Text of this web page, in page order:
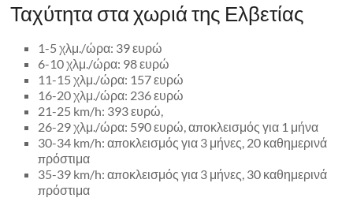
Ταχύτητα στα χωριά της Ελβετίας
1-5 χλμ./ώρα: 39 ευρώ
6-10 χλμ./ώρα: 98 ευρώ
11-15 χλμ./ώρα: 157 ευρώ
16-20 χλμ./ώρα: 236 ευρώ
21-25 km/h: 393 ευρώ,
26-29 χλμ./ώρα: 590 ευρώ, αποκλεισμός για 1 μήνα
30-34 km/h: αποκλεισμός για 3 μήνες, 20 καθημερινά
πρόστιμα
35-39 km/h: αποκλεισμός για 3 μήνες, 30 καθημερινά
πρόστιμα